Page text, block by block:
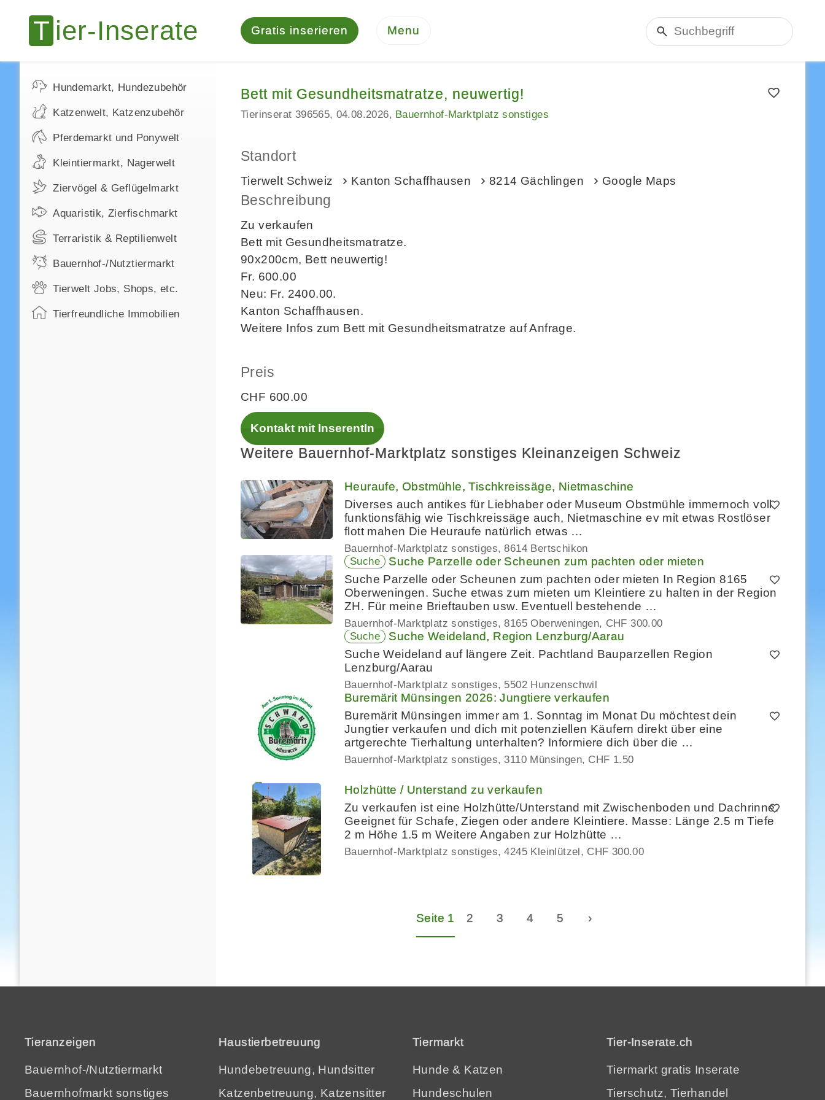
Gratis inserieren Menu
Hundemarkt, Hundezubehör
Katzenwelt, Katzenzubehör
Pferdemarkt und Ponywelt
Kleintiermarkt, Nagerwelt
Ziervögel & Geflügelmarkt
Aquaristik, Zierfischmarkt
Terraristik & Reptilienwelt
Bauernhof-/Nutztiermarkt
Tierwelt Jobs, Shops, etc.
Tierfreundliche Immobilien
Bett mit Gesundheitsmatratze, neuwertig!
Tierinserat 396565 04.08.2026 Bauernhof-Marktplatz sonstiges
Standort
Tierwelt Schweiz Kanton Schaffhausen 8214 Gächlingen Google Maps
Beschreibung
Zu verkaufen
Bett mit Gesundheitsmatratze.
90x200cm, Bett neuwertig!
Fr. 600.00
Neu: Fr. 2400.00.
Kanton Schaffhausen.
Weitere Infos zum Bett mit Gesundheitsmatratze auf Anfrage.
Preis
CHF 600.00
Kontakt mit InserentIn
Weitere Bauernhof-Marktplatz sonstiges Kleinanzeigen Schweiz
Heuraufe, Obstmühle, Tischkreissäge, Nietmaschine
Diverses auch antikes für Liebhaber oder Museum Obstmühle immernoch voll
funktionsfähig wie Tischkreissäge auch, Nietmaschine ev mit etwas Rostlöser
flott mahen Die Heuraufe natürlich etwas …
Bauernhof-Marktplatz sonstiges
8614 Bertschikon
Suche
Suche Parzelle oder Scheunen zum pachten oder mieten
Suche Parzelle oder Scheunen zum pachten oder mieten In Region 8165
Oberweningen. Suche etwas zum mieten um Kleintiere zu halten in der Region
ZH. Für meine Brieftauben usw. Eventuell bestehende …
Bauernhof-Marktplatz sonstiges 8165 Oberweningen
CHF 300.00
Suche
Suche Weideland, Region Lenzburg/Aarau
Suche Weideland auf längere Zeit. Pachtland Bauparzellen Region
Lenzburg/Aarau
Bauernhof-Marktplatz sonstiges 5502 Hunzenschwil
Buremärit Münsingen 2026: Jungtiere verkaufen
Buremärit Münsingen immer am 1. Sonntag im Monat Du möchtest dein
Jungtier verkaufen und dich mit potenziellen Käufern direkt über eine
artgerechte Tierhaltung unterhalten? Informiere dich über die …
Bauernhof-Marktplatz sonstiges 3110 Münsingen CHF 1.50
Holzhütte / Unterstand zu verkaufen
Zu verkaufen ist eine Holzhütte/Unterstand mit Zwischenboden und Dachrinne.
Geeignet für Schafe, Ziegen oder andere Kleintiere. Masse: Länge 2.5 m Tiefe
2 m Höhe 1.5 m Weitere Angaben zur Holzhütte …
Bauernhof-Marktplatz sonstiges 4245 Kleinlützel CHF 300.00
Seite 1 2 3 4 5 ›
Tieranzeigen
Bauernhof-/Nutztiermarkt
Bauernhofmarkt sonstiges
Haustierbetreuung
Hundebetreuung, Hundsitter
Katzenbetreuung, Katzensitter
Tiermarkt
Hunde & Katzen
Hundeschulen
Tier-Inserate.ch
Tiermarkt gratis Inserate
Tierschutz, Tierhandel